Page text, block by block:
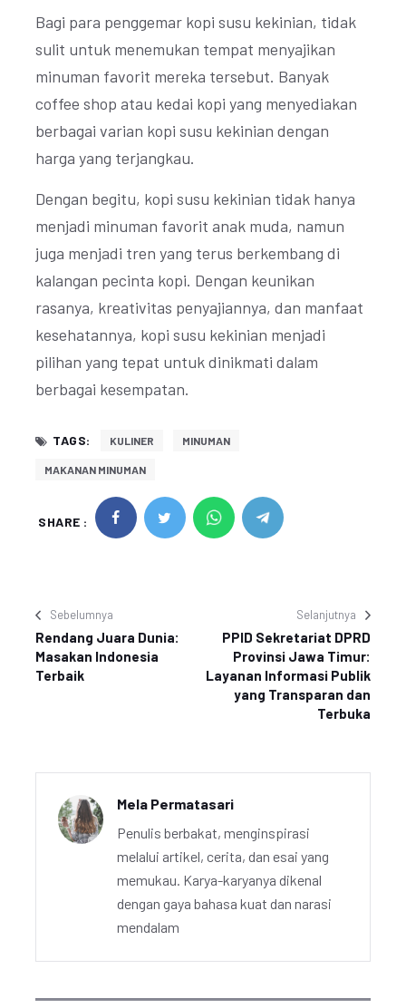
Bagi para penggemar kopi susu kekinian, tidak
sulit untuk menemukan tempat menyajikan
minuman favorit mereka tersebut. Banyak
coffee shop atau kedai kopi yang menyediakan
berbagai varian kopi susu kekinian dengan
harga yang terjangkau.
Dengan begitu, kopi susu kekinian tidak hanya
menjadi minuman favorit anak muda, namun
juga menjadi tren yang terus berkembang di
kalangan pecinta kopi. Dengan keunikan
rasanya, kreativitas penyajiannya, dan manfaat
kesehatannya, kopi susu kekinian menjadi
pilihan yang tepat untuk dinikmati dalam
berbagai kesempatan.
TAGS: KULINER MINUMAN
MAKANAN MINUMAN
SHARE :
Sebelumnya
Rendang Juara Dunia:
Masakan Indonesia
Terbaik
Selanjutnya
PPID Sekretariat DPRD
Provinsi Jawa Timur:
Layanan Informasi Publik
yang Transparan dan
Terbuka
Mela Permatasari
Penulis berbakat, menginspirasi
melalui artikel, cerita, dan esai yang
memukau. Karya-karyanya dikenal
dengan gaya bahasa kuat dan narasi
mendalam